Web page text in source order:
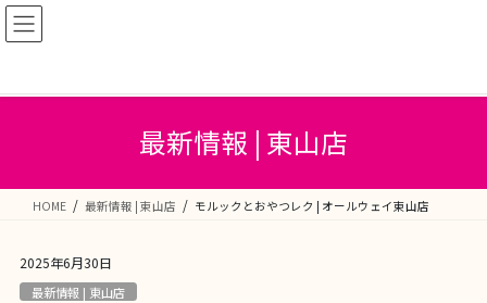
コ
ン
ツ
ッ
ナ
ビ
シ
移
最新情報 | 東山店
HOME 最新情報 | 東山店 モルックとおやつレク | オールウェイ東山店
2025年6月30日
最新情報 | 東山店